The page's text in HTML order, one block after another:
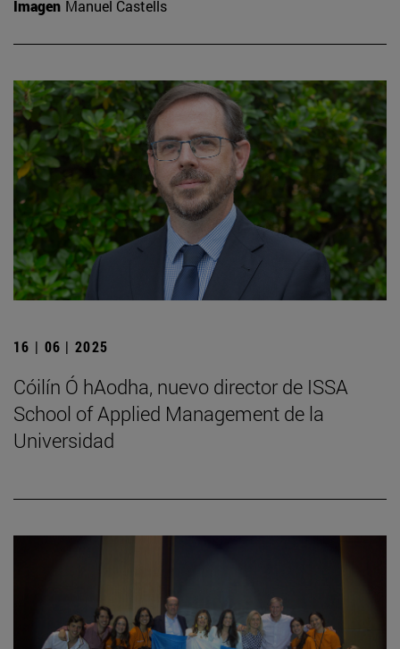
Imagen Manuel Castells
16 | 06 | 2025
Cóilín Ó hAodha, nuevo director de ISSA
School of Applied Management de la
Universidad